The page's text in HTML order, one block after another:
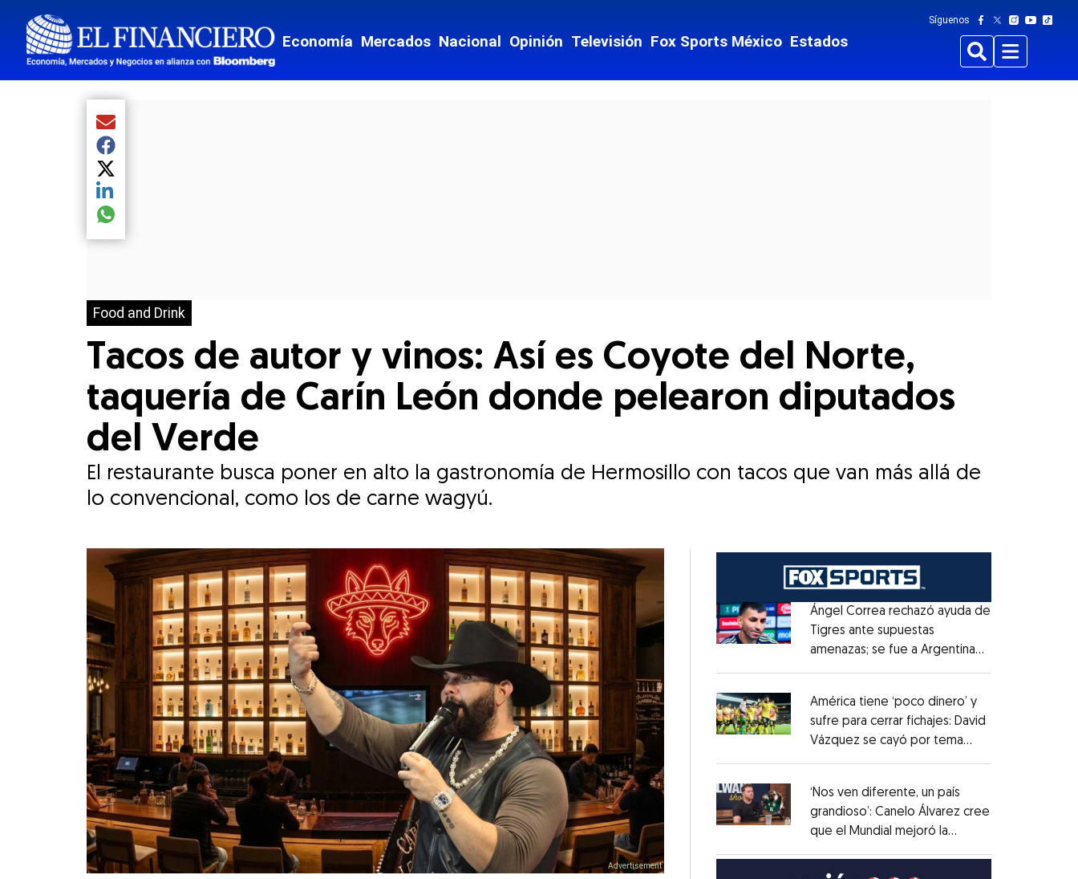
Economía Mercados Nacional Opinión Televisión Fox Sports México Estados
Síguenos
BuscarMenu
Food and Drink
Tacos de autor y vinos: Así es Coyote del Norte,
taquería de Carín León donde pelearon diputados
del Verde
El restaurante busca poner en alto la gastronomía de Hermosillo con tacos que van más allá de
lo convencional, como los de carne wagyú.
Compartir el artículo actual mediante Email
Compartir el artículo actual mediante Facebook
Compartir el artículo actual mediante Twitter
Compartir el artículo actual mediante LinkedIn
Compartir el artículo actual mediante global.social-whatsapp
Opens in new window
Ángel Correa rechazó ayuda de
Tigres ante supuestas
amenazas; se fue a Argentina
Opens in new window
América tiene ‘poco dinero’ y
sufre para cerrar fichajes: David
Vázquez se cayó por tema
Opens in new window
‘Nos ven diferente, un país
grandioso’: Canelo Álvarez cree
que el Mundial mejoró la